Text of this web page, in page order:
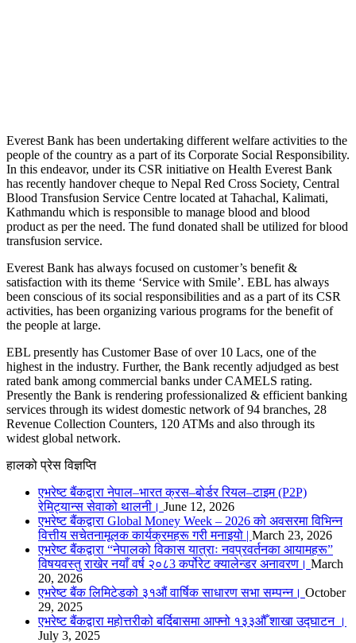
Everest Bank has been undertaking different welfare activities to the
people of the country as a part of its Corporate Social Responsibility.
In this endeavor, under its CSR initiative on Health Everest Bank
has recently handover cheque to Nepal Red Cross Society, Central
Blood Transfusion Service Centre located at Tahachal, Kalimati,
Kathmandu which is responsible to manage blood and blood
product as per the need. The fund donated shall be utilized for blood
transfusion service.
Everest Bank has always focused on customer’s benefit &
satisfaction with its theme ‘Service with Smile’. EBL has always
been conscious of its social responsibilities and as a part of its CSR
activities, has been organizing various programs for the benefit of
the people at large.
EBL presently has Customer Base of over 10 Lacs, one of the
highest in the industry. Further, the Bank recently adjudged as best
rated bank among commercial banks under CAMELS rating.
Presently the Bank is rendering professionalized & efficient banking
services through its widest domestic network of 94 branches, 28
Revenue Collection Counters, 120 ATMs and also through its
widest global network.
हालको प्रेस विज्ञप्ति
एभरेष्ट बैंकद्वारा नेपाल–भारत क्रस–बोर्डर रियल–टाइम (P2P)
रेमिट्यान्स सेवाको थालनी। June 12, 2026
एभरेष्ट बैंकद्वारा Global Money Week – 2026 को अवसरमा विभिन्न
वित्तीय सचेतनामूलक कार्यक्रमहरू गरी मनाइयो | March 23, 2026
एभरेष्ट बैंकद्वारा “नेपालको विकास यात्राः नवप्रवर्तनका आयामहरू”
विषयवस्तु राखेर नयाँ वर्ष २०८3 कर्पोरेट क्यालेन्डर अनावरण। March
20, 2026
एभरेष्ट बैंक लिमिटेडको ३१औं वार्षिक साधारण सभा सम्पन्न। October
29, 2025
एभरेष्ट बैंकद्वारा महोत्तरीको बर्दिबासमा आफ्नो १३३औँ शाखा उद्घाटन ।
July 3, 2025